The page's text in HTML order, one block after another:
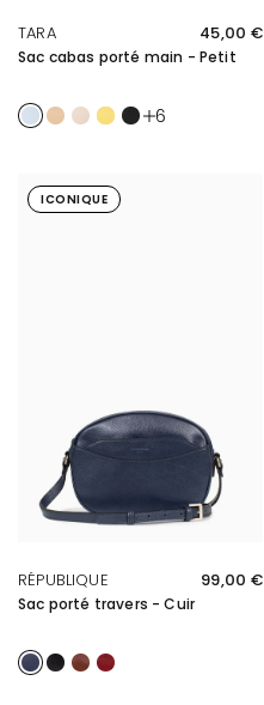
TARA 45,00 €
Sac cabas porté main - Petit
Bleu cielSable
Ivoire
Jaune
Noir
6
ICONIQUE
RÉPUBLIQUE 99,00 €
Sac porté travers - Cuir
Marine
NoirMarron
Carmin